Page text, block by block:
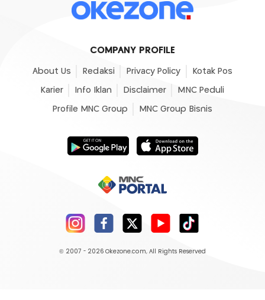
COMPANY PROFILE
About Us Redaksi Privacy Policy Kotak Pos
Karier Info Iklan Disclaimer MNC Peduli
Profile MNC Group MNC Group Bisnis
© 2007 - 2026 Okezone.com, All Rights Reserved